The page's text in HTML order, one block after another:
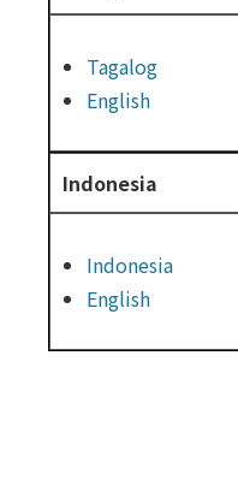
Tagalog
English
Indonesia
Indonesia
English